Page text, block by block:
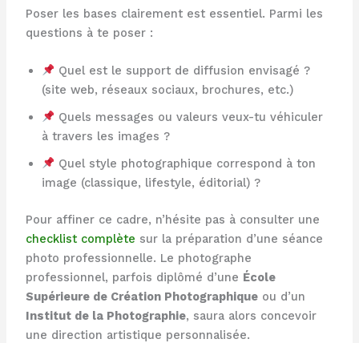
Poser les bases clairement est essentiel. Parmi les
questions à te poser :
Quel est le support de diffusion envisagé ?
(site web, réseaux sociaux, brochures, etc.)
Quels messages ou valeurs veux-tu véhiculer
à travers les images ?
Quel style photographique correspond à ton
image (classique, lifestyle, éditorial) ?
Pour affiner ce cadre, n’hésite pas à consulter une
checklist complète sur la préparation d’une séance
photo professionnelle. Le photographe
professionnel, parfois diplômé d’une École
Supérieure de Création Photographiqueou d’un
Institut de la Photographie, saura alors concevoir
une direction artistique personnalisée.